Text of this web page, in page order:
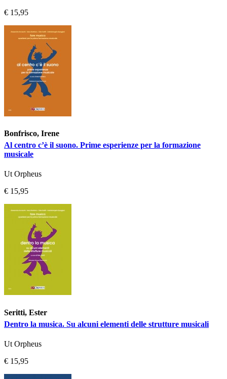
€ 15,95
Bonfrisco, Irene
Al centro c’è il suono. Prime esperienze per la formazione
musicale
Ut Orpheus
€ 15,95
Seritti, Ester
Dentro la musica. Su alcuni elementi delle strutture musicali
Ut Orpheus
€ 15,95